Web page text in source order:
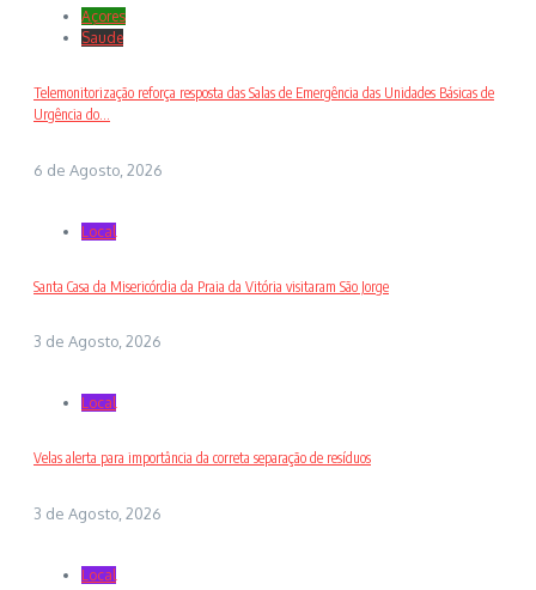
Açores
Saude
Telemonitorização reforça resposta das Salas de Emergência das Unidades Básicas de
Urgência do...
6 de Agosto, 2026
Local
Santa Casa da Misericórdia da Praia da Vitória visitaram São Jorge
3 de Agosto, 2026
Local
Velas alerta para importância da correta separação de resíduos
3 de Agosto, 2026
Local